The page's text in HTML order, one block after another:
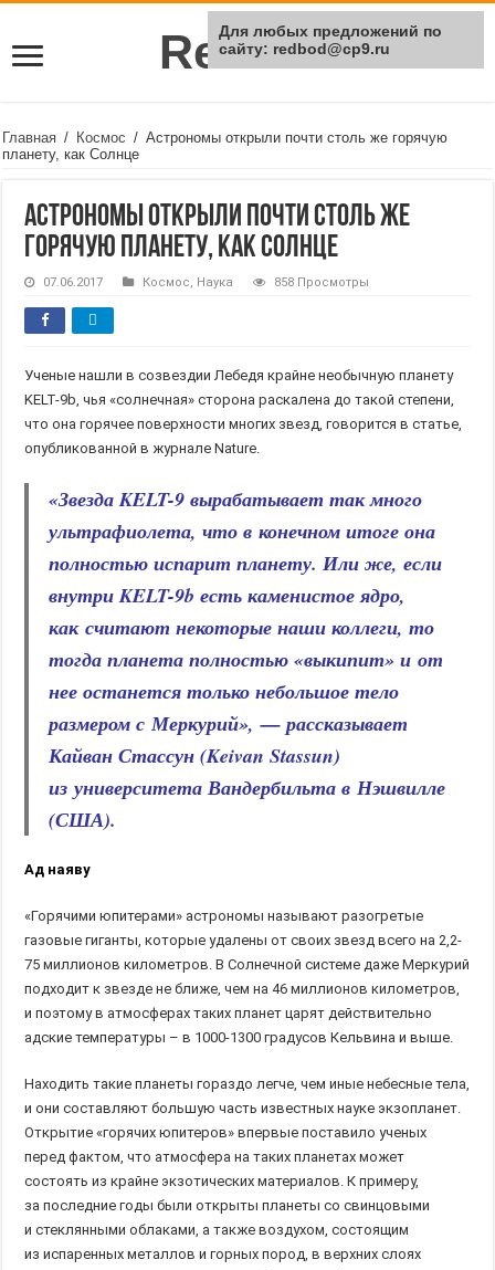
Rei Red
Главная / Космос / Астрономы открыли почти столь же горячую
планету, как Солнце
Астрономы открыли почти столь же
горячую планету, как Солнце
07.06.2017 Космос, Наука 858 Просмотры
Ученые нашли в созвездии Лебедя крайне необычную планету
KELT-9b, чья «солнечная» сторона раскалена до такой степени,
что она горячее поверхности многих звезд, говорится в статье,
опубликованной в журнале Nature.
«Звезда KELT-9 вырабатывает так много
ультрафиолета, что в конечном итоге она
полностью испарит планету. Или же, если
внутри KELT-9b есть каменистое ядро,
как считают некоторые наши коллеги, то
тогда планета полностью «выкипит» и от
нее останется только небольшое тело
размером с Меркурий», — рассказывает
Кайван Стассун (Keivan Stassun)
из университета Вандербильта в Нэшвилле
(США).
Ад наяву
«Горячими юпитерами» астрономы называют разогретые
газовые гиганты, которые удалены от своих звезд всего на 2,2-
75 миллионов километров. В Солнечной системе даже Меркурий
подходит к звезде не ближе, чем на 46 миллионов километров,
и поэтому в атмосферах таких планет царят действительно
адские температуры – в 1000-1300 градусов Кельвина и выше.
Находить такие планеты гораздо легче, чем иные небесные тела,
и они составляют большую часть известных науке экзопланет.
Открытие «горячих юпитеров» впервые поставило ученых
перед фактом, что атмосфера на таких планетах может
состоять из крайне экзотических материалов. К примеру,
за последние годы были открыты планеты со свинцовыми
и стеклянными облаками, а также воздухом, состоящим
из испаренных металлов и горных пород, в верхних слоях
Для любых предложений по
сайту: redbod@cp9.ru